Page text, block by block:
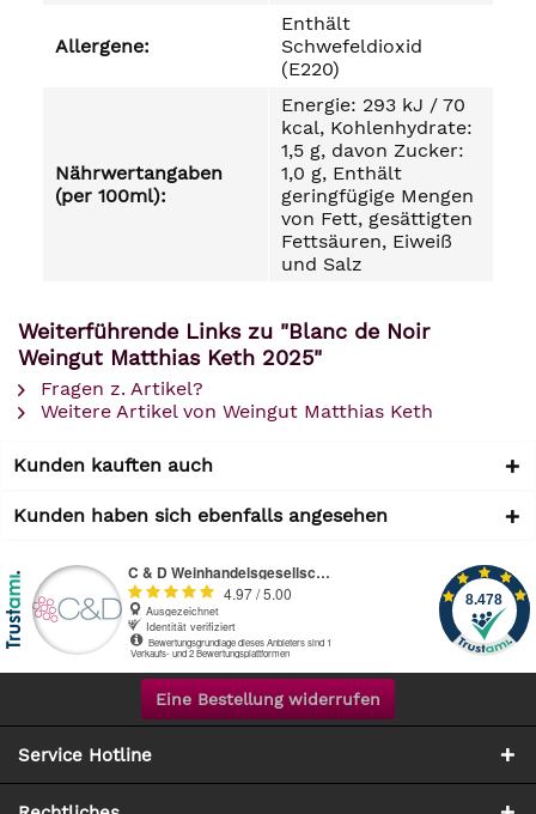
Allergene:
Enthält
Schwefeldioxid
(E220)
Nährwertangaben
(per 100ml):
Energie: 293 kJ / 70
kcal, Kohlenhydrate:
1,5 g, davon Zucker:
1,0 g, Enthält
geringfügige Mengen
von Fett, gesättigten
Fettsäuren, Eiweiß
und Salz
Weiterführende Links zu "Blanc de Noir
Weingut Matthias Keth 2025"
Fragen z. Artikel?
Weitere Artikel von Weingut Matthias Keth
Kunden kauften auch
Kunden haben sich ebenfalls angesehen
Eine Bestellung widerrufen
Service Hotline